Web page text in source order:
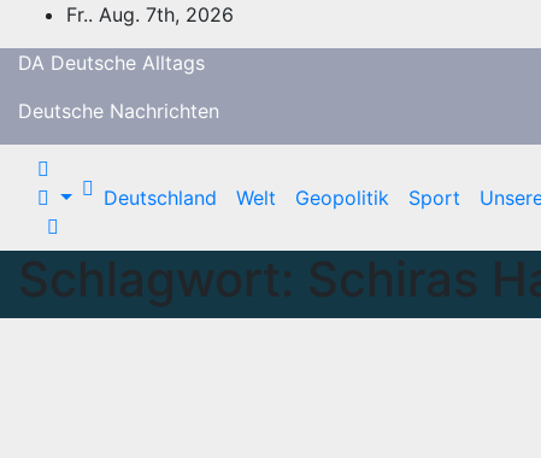
Inhalt
springen
Fr.. Aug. 7th, 2026
DA Deutsche Alltags
Deutsche Nachrichten
Deutschland Welt Geopolitik Sport
Schlagwort: Schiras